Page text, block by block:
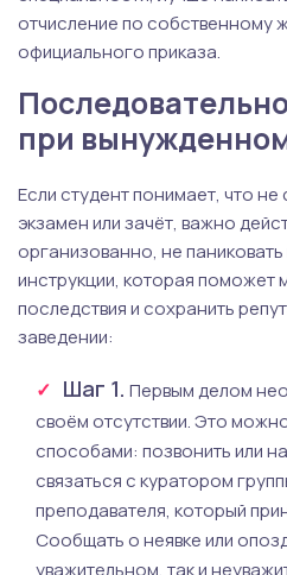
отчисление по собственному
официального приказа.
при
Если студент понимает, что не
экзамен или зачёт, важно
организованно, не
инструкции, которая поможет
последствия и сохранить
заведении:
Шаг 1. Первым делом
своём отсутствии. Это
способами: позвонить или
связаться с куратором
преподавателя, который
Сообщать о неявке или
уважительном, так и